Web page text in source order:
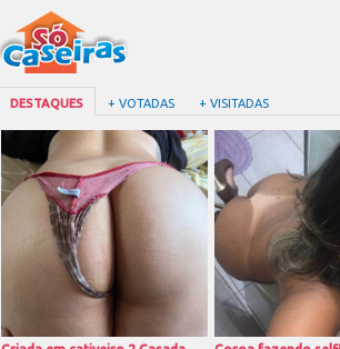
DESTAQUES + VOTADAS + VISITADAS